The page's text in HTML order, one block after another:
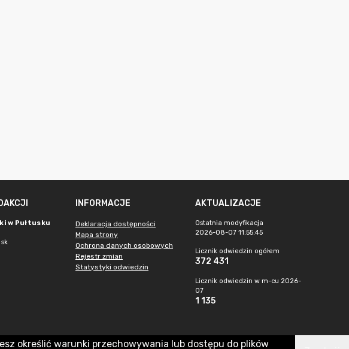
w Pułtusku
INFORMACJE
Deklaracja dostępności
Mapa strony
Ochrona danych osobowych
Rejestr zmian
Statystyki odwiedzin
AKTUALIZACJE
Ostatnia modyfikacja
2026-08-07 11:55:45
Licznik odwiedzin ogółem
372 431
Licznik odwiedzin w m-cu 2026-
07
1 135
określić warunki przechowywania lub dostępu do plików